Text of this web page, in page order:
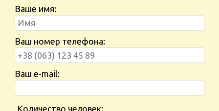
Ваше имя:
Ваш номер телефона:
Ваш e-mail:
Количество человек: